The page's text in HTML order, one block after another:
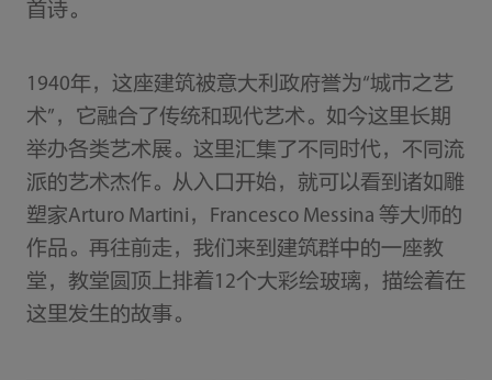
首诗。
1940年，这座建筑被意大利政府誉为“城市之艺
术”，它融合了传统和现代艺术。如今这里长期
举办各类艺术展。这里汇集了不同时代，不同流
派的艺术杰作。从入口开始，就可以看到诸如雕
塑家Arturo Martini，Francesco Messina 等大师的
作品。再往前走，我们来到建筑群中的一座教
堂，教堂圆顶上排着12个大彩绘玻璃，描绘着在
这里发生的故事。